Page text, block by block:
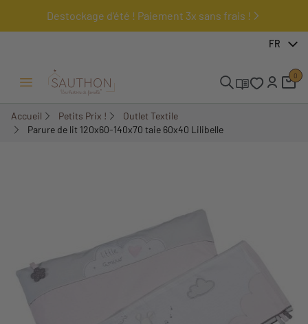
Destockage d'été ! Paiement 3x sans frais !
FR
Ouvrir/Fermer menu
0
Accueil Petits Prix !
Outlet Textile
Parure de lit 120x60-140x70 taie 60x40 Lilibelle
-60,81%